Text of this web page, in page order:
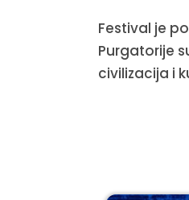
Festival je
Purgatorije
civilizacija i